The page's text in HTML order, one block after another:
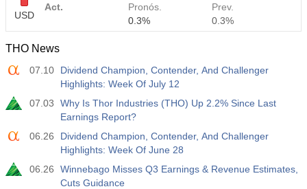
USD
Act.
Pronós.
0.3%
Prev.
0.3%
12:30
Ganancias Promedio por Hora a/a
Act.
Pronós.
3.5%
Prev.
USD
Nóminas no Agrícolas Privadas
Act.
Pronós.
40 K
Prev.
U6 Tasa de Desempleo
THO News
07.10
Dividend Champion, Contender, And Challenger
Highlights: Week Of July 12
07.03
Why Is Thor Industries (THO) Up 2.2% Since Last
Earnings Report?
06.26
Dividend Champion, Contender, And Challenger
Highlights: Week Of June 28
06.26
Winnebago Misses Q3 Earnings & Revenue Estimates,
Cuts Guidance